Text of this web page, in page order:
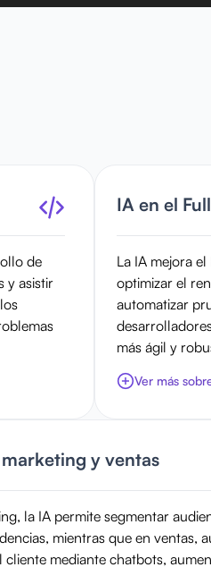
de
y asistir
IA en el
La IA mejora
optimizar el
automatizar
más ágil y
Ver más
y ventas
la IA permite segmentar
mientras que en ventas,
cliente mediante chatbots,